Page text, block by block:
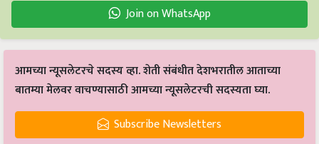
Join on WhatsApp
आमच्या न्यूसलेटरचे सदस्य व्हा. शेती संबंधीत देशभरातील आताच्या
बातम्या मेलवर वाचण्यासाठी आमच्या न्यूसलेटरची सदस्यता घ्या.
Subscribe Newsletters